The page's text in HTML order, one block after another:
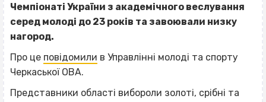
Чемпіонаті України з академічного веслування
серед молоді до 23 років та завоювали низку
нагород.
Про це повідомили в Управлінні молоді та спорту
Черкаської ОВА.
Представники області вибороли золоті, срібні та